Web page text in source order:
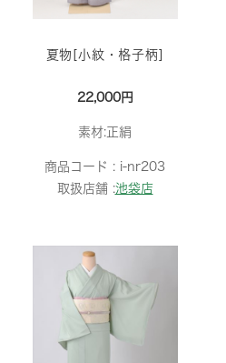
夏物[小紋・格子柄]
22,000円
素材:正絹
商品コード : i-nr203
取扱店舗 :池袋店